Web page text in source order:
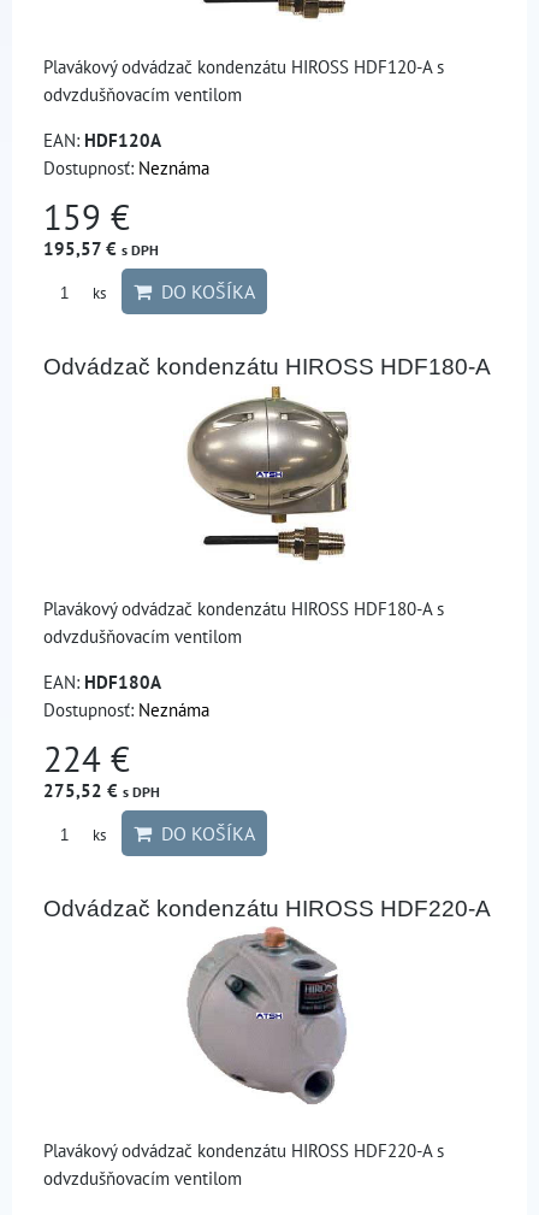
Plavákový odvádzač kondenzátu HIROSS HDF120-A s
odvzdušňovacím ventilom
EAN: HDF120A
Dostupnosť: Neznáma
159 €
195,57 € s DPH
ks DO KOŠÍKA
Odvádzač kondenzátu HIROSS HDF180-A
Plavákový odvádzač kondenzátu HIROSS HDF180-A s
odvzdušňovacím ventilom
EAN: HDF180A
Dostupnosť: Neznáma
224 €
275,52 € s DPH
ks DO KOŠÍKA
Odvádzač kondenzátu HIROSS HDF220-A
Plavákový odvádzač kondenzátu HIROSS HDF220-A s
odvzdušňovacím ventilom